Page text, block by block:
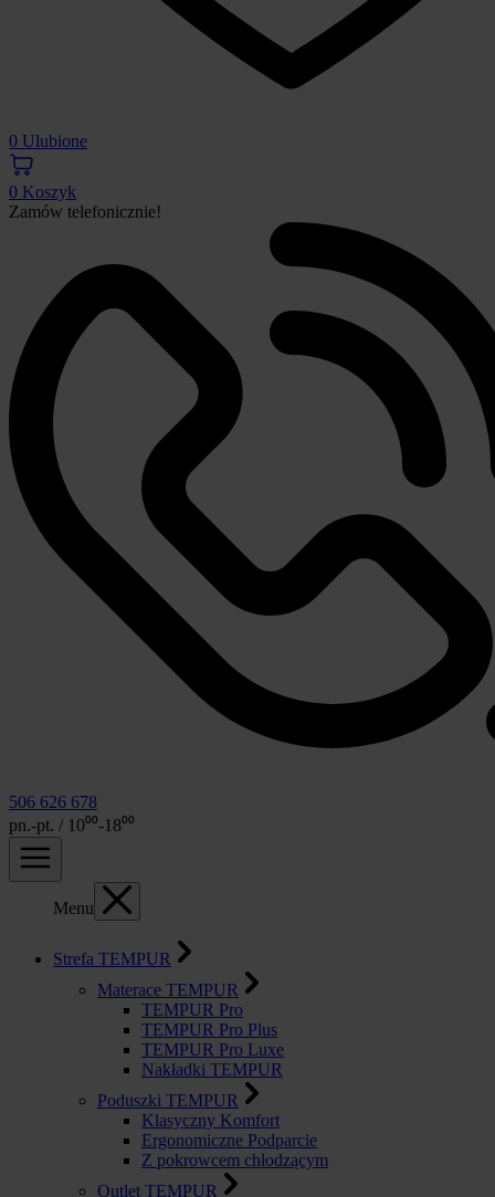
0 Ulubione
0 Koszyk
Zamów telefonicznie!
506 626 678
pn.-pt. / 10⁰⁰-18⁰⁰
Menu
Strefa TEMPUR
Materace TEMPUR
TEMPUR Pro
TEMPUR Pro Plus
TEMPUR Pro Luxe
Nakładki TEMPUR
Poduszki TEMPUR
Klasyczny Komfort
Ergonomiczne Podparcie
Z pokrowcem chłodzącym
Outlet TEMPUR